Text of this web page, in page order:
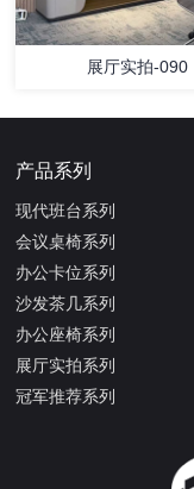
展厅实拍-090
产品系列
现代班台系列
会议桌椅系列
办公卡位系列
沙发茶几系列
办公座椅系列
展厅实拍系列
冠军推荐系列